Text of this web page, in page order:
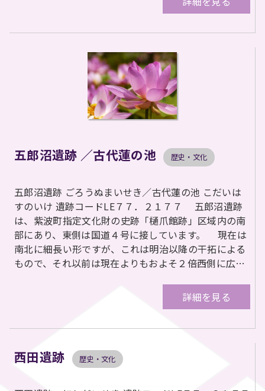
五郎沼遺跡 ／古代蓮の池 歴史・文化
五郎沼遺跡 ごろうぬまいせき／古代蓮の池 こだいは
すのいけ 遺跡コードLE７７．２１７７ 五郎沼遺跡
は、紫波町指定文化財の史跡「樋爪館跡」区域内の南
部にあり、東側は国道４号に接しています。 現在は
南北に細長い形ですが、これは明治以降の干拓による
もので、それ以前は現在よりもおよそ２倍西側に広…
詳細を見る
西田遺跡 歴史・文化